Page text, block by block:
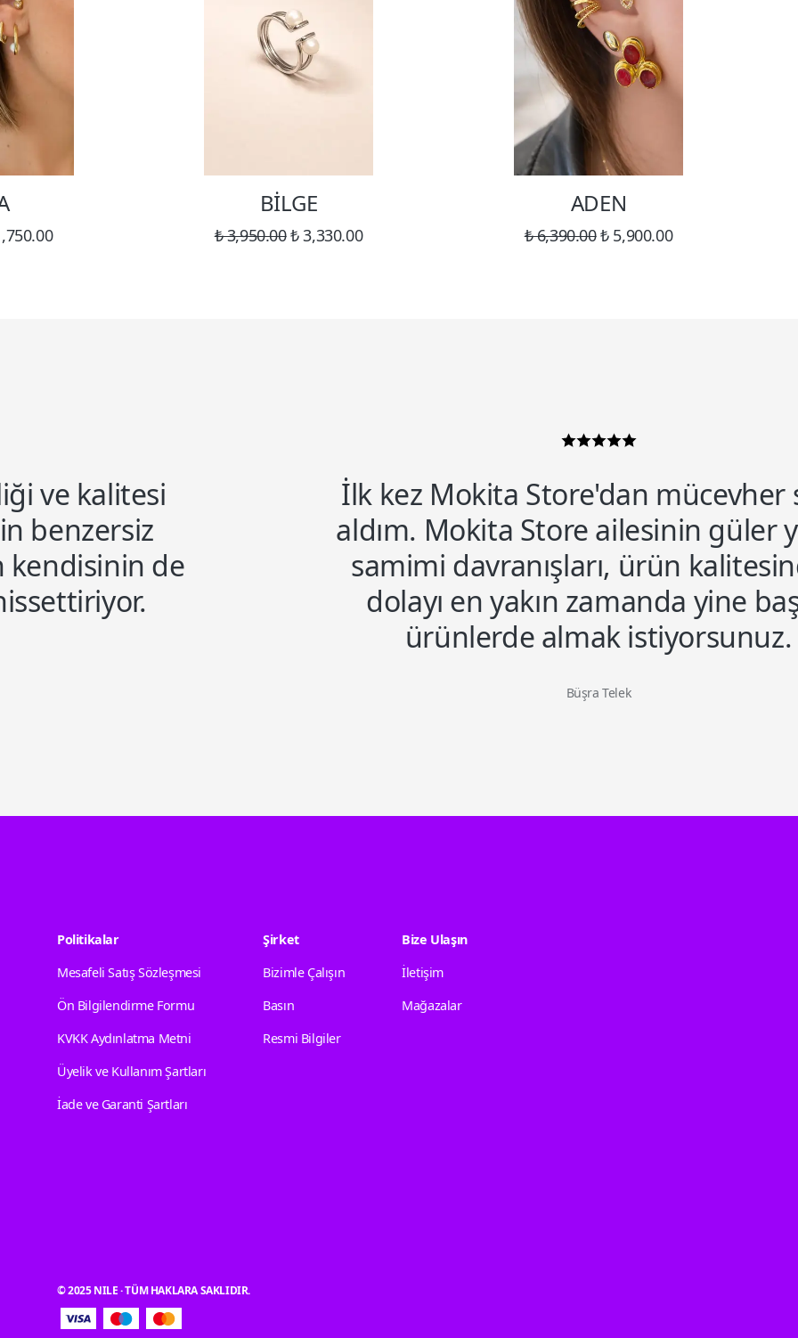
BİLGE
₺ 3,950.00₺ 3,330.00
ADEN
₺ 6,390.00₺ 5,900.00
ve kalitesi
benzersiz
kendisinin de
İlk kez Mokita Store'dan mücevher
aldım. Mokita Store ailesinin güler
samimi davranışları, ürün
dolayı en yakın zamanda yine
ürünlerde almak istiyorsunuz.
Büşra Telek
Politikalar
Mesafeli Satış Sözleşmesi
Ön Bilgilendirme Formu
KVKK Aydınlatma Metni
Üyelik ve Kullanım Şartları
İade ve Garanti Şartları
Şirket
Bizimle Çalışın
Basın
Resmi Bilgiler
Bize Ulaşın
İletişim
Mağazalar
© 2025 NILE · TÜM HAKLARA SAKLIDIR.